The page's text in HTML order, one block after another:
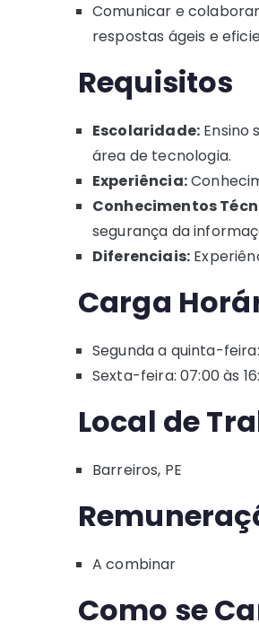
Comunicar e
respostas ágeis e
Requisitos
Escolaridade: Ensino
área de tecnologia.
Experiência:
Conhecimentos
segurança da
Diferenciais:
Carga
Segunda a quinta-
Sexta-feira: 07:00 às
Local de
Barreiros, PE
A combinar
Como se